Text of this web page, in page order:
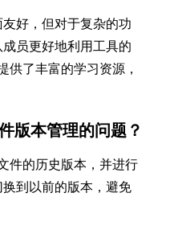
好，但对于复杂的功
员更好地利用工具的
供了丰富的学习资源，
版本管理的问题？
件的历史版本，并进行
到以前的版本，避免